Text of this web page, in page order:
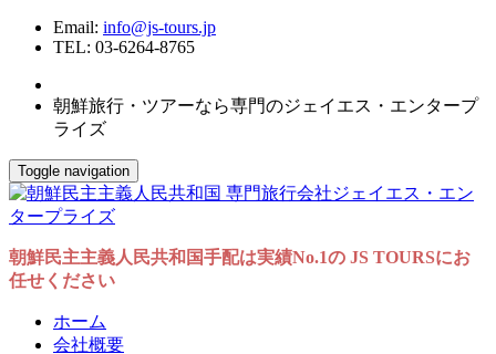
Email: info@js-tours.jp
TEL: 03-6264-8765
朝鮮旅行・ツアーなら専門のジェイエス・エンタープ
ライズ
Toggle navigation
朝鮮民主主義人民共和国手配は実績No.1の JS TOURSにお
任せください
ホーム
会社概要